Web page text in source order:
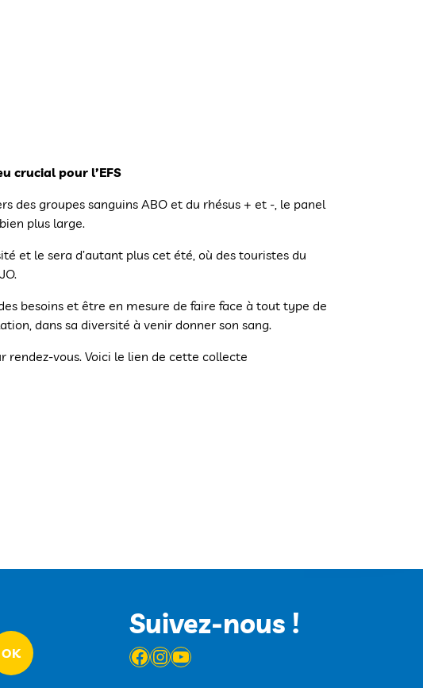
crucial pour l’EFS
des groupes sanguins ABO et du rhésus + et -, le panel
plus large.
et le sera d’autant plus cet été, où des touristes du
besoins et être en mesure de faire face à tout type de
dans sa diversité à venir donner son sang.
rendez-vous. Voici le lien de cette collecte
Suivez-nous !
Facebook
Instagram
YouTube